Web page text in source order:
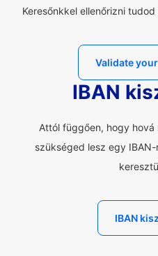
Keresőnkkel ellenőrizni
Validate
IBAN
Attól függően, hogy
szükséged lesz egy
IBAN